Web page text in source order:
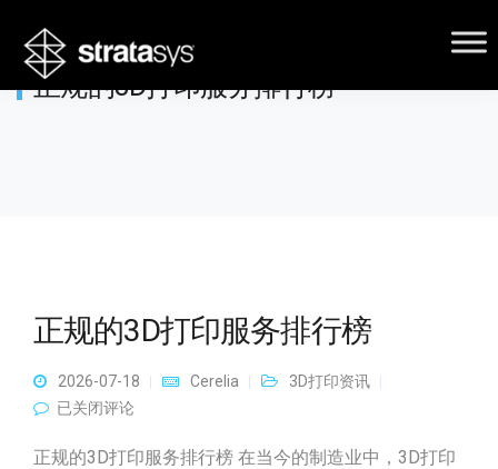
正规的3D打印服务排行榜
正规的3D打印服务排行榜
2026-07-18 Cerelia
3D打印资讯
正规的3D打印服务排行榜
已关闭评论
正规的3D打印服务排行榜 在当今的制造业中，3D打印